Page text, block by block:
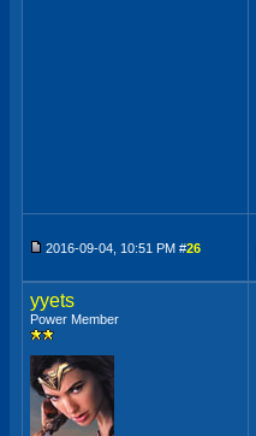
2016-09-04, 10:51 PM #26
yyets
Power Member